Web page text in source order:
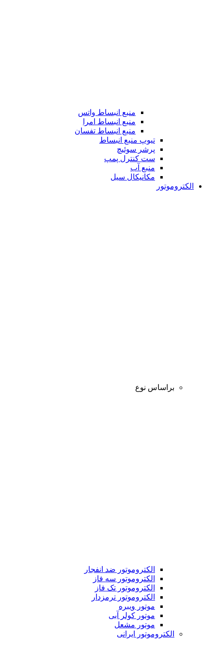
منبع انبساط واتس
منبع انبساط امرا
منبع انبساط تفسان
تیوپ منبع انبساط
پرشر سوئیچ
ست کنترل پمپ
منبع آب
مکانیکال سیل
الکتروموتور
براساس نوع
الکتروموتور ضد انفجار
الکتروموتور سه فاز
الکتروموتور تک فاز
الکتروموتور ترمزدار
موتور ویبره
موتور کولر آبی
موتور مشعل
الکتروموتور ایرانی